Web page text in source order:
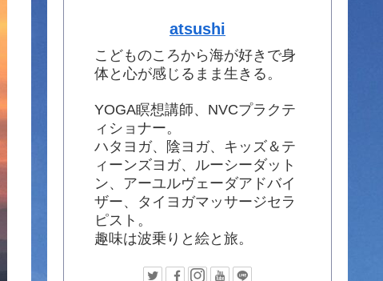
atsushi
こどものころから海が好きで身
体と心が感じるまま生きる。
YOGA瞑想講師、NVCプラクテ
ィショナー。
ハタヨガ、陰ヨガ、キッズ＆テ
ィーンズヨガ、ルーシーダット
ン、アーユルヴェーダアドバイ
ザー、タイヨガマッサージセラ
ピスト。
趣味は波乗りと絵と旅。